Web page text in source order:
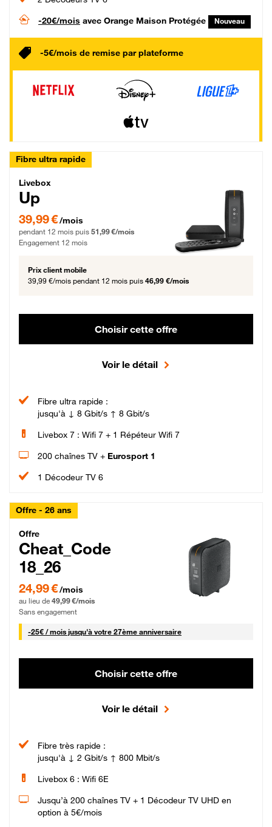
-20€/mois avec Orange Maison Protégée Nouveau
-5€/mois de remise par plateforme
Fibre ultra rapide
Livebox Up Fibre
Livebox
Up
39,99 € par mois pendant 12 mois puis 51,99 € par mois, Engagement 12 mois
39,99 €/mois
pendant 12 mois puis 51,99 €/mois
Engagement 12 mois
Prix client mobile
39,99 €/mois pendant 12 mois puis 46,99 €/mois
Choisir cette offre
Voir le détail
Fibre ultra rapide :
jusqu'à ↓ 8 Gbit/s ↑ 8 Gbit/s
Livebox 7 : Wifi 7 + 1 Répéteur Wifi 7
200 chaînes TV + Eurosport 1
1 Décodeur TV 6
Offre - 26 ans
Cheat_Code Fibre_18_26
Offre
Cheat_Code
18_26
24,99 € par mois pendant 0 mois puis 49,99 € par mois, Sans engagement
24,99 €/mois
au lieu de 49,99 €/mois
Sans engagement
-25€ / mois25 € par mois
jusqu'à votre 27ème anniversaire
Choisir cette offre
Voir le détail
Fibre très rapide :
jusqu'à ↓ 2 Gbit/s ↑ 800 Mbit/s
Livebox 6 : Wifi 6E
Jusqu’à 200 chaînes TV + 1 Décodeur TV UHD en
option à 5€/mois